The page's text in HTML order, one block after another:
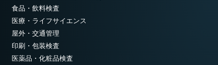
食品・飲料検査
医療・ライフサイエンス
屋外・交通管理
印刷・包装検査
医薬品・化粧品検査